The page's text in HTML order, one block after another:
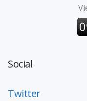
Social
Twitter